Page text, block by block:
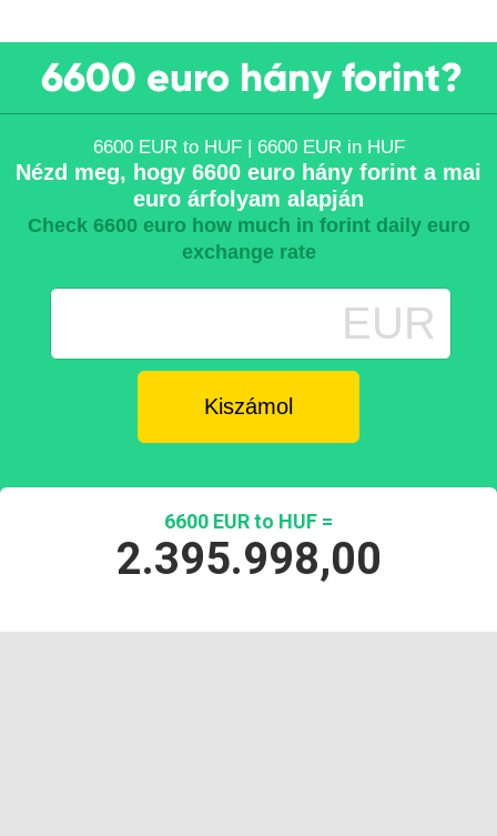
6600 euro hány forint?
6600 EUR to HUF | 6600 EUR in HUF
Nézd meg, hogy 6600 euro hány forint a mai
euro árfolyam alapján
Check 6600 euro how much in forint daily euro
exchange rate
EUR
6600 EUR to HUF =
2.395.998,00